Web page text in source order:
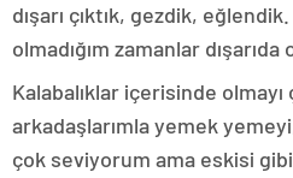
dışarı çıktık, gezdik,
olmadığım zamanlar
Kalabalıklar içerisinde
arkadaşlarımla yemek
çok seviyorum ama eskisi gibi